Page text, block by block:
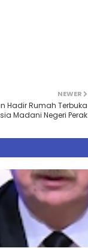
NEWER
Hadir Rumah Terbuka
Madani Negeri Perak